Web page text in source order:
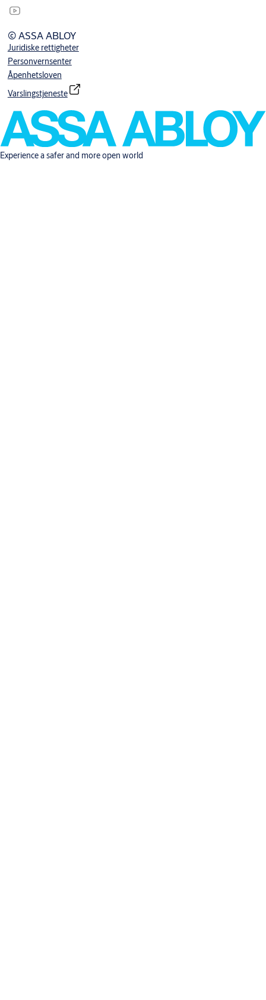
© ASSA ABLOY
Juridiske rettigheter
Personvernsenter
Åpenhetsloven
Varslingstjeneste
Experience a safer and more open world